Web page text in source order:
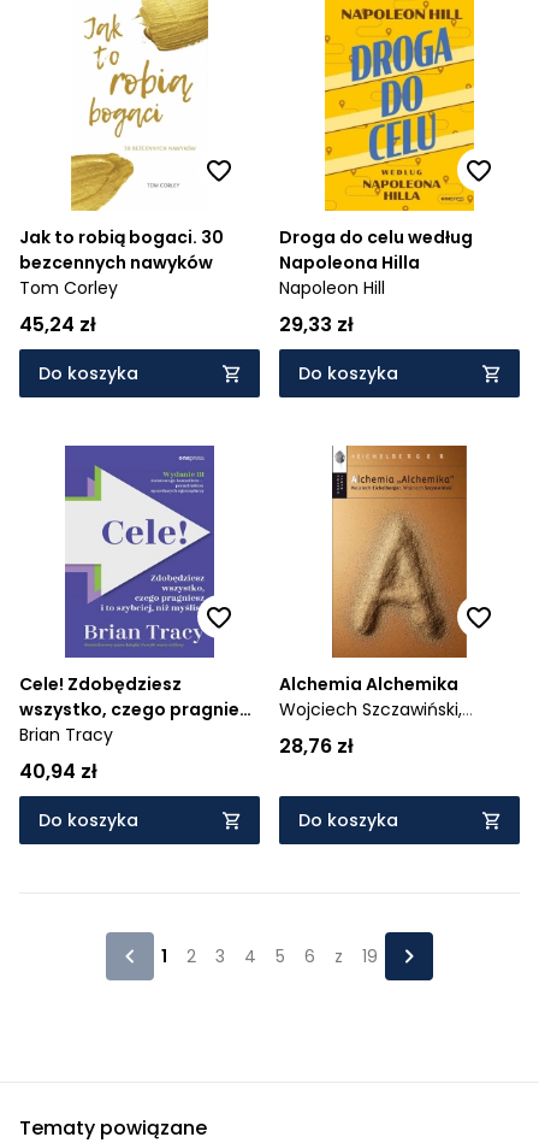
Jak to robią bogaci. 30
bezcennych nawyków
Tom Corley
45,24 zł
Do koszyka
Droga do celu według
Napoleona Hilla
Napoleon Hill
29,33 zł
Do koszyka
Cele! Zdobędziesz
wszystko, czego pragniesz
i to szybciej, niż myślisz
Brian Tracy
40,94 zł
Do koszyka
Alchemia Alchemika
Wojciech Szczawiński,
Wojciech Eichelberger
28,76 zł
Do koszyka
1 2 3 4 5 6 z 19
Tematy powiązane